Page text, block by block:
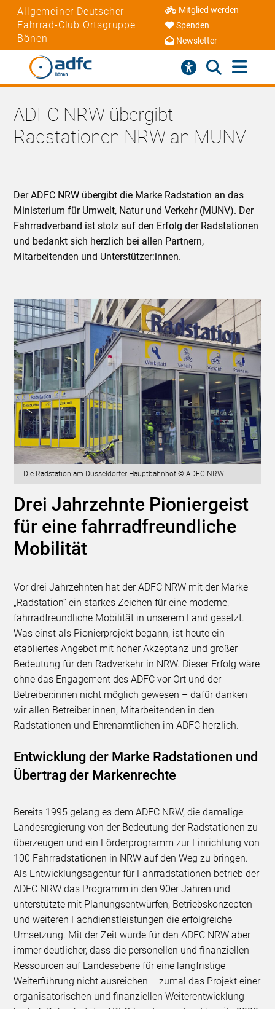
Allgemeiner Deutscher
Fahrrad-Club Ortsgruppe
Bönen
Mitglied werden
Spenden
Newsletter
ADFC NRW übergibt
Radstationen NRW an MUNV
Der ADFC NRW übergibt die Marke Radstation an das
Ministerium für Umwelt, Natur und Verkehr (MUNV). Der
Fahrradverband ist stolz auf den Erfolg der Radstationen
und bedankt sich herzlich bei allen Partnern,
Mitarbeitenden und Unterstützer:innen.
Die Radstation am Düsseldorfer Hauptbahnhof © ADFC NRW
Drei Jahrzehnte Pioniergeist
für eine fahrradfreundliche
Mobilität
Vor drei Jahrzehnten hat der ADFC NRW mit der Marke
„Radstation“ ein starkes Zeichen für eine moderne,
fahrradfreundliche Mobilität in unserem Land gesetzt.
Was einst als Pionierprojekt begann, ist heute ein
etabliertes Angebot mit hoher Akzeptanz und großer
Bedeutung für den Radverkehr in NRW. Dieser Erfolg wäre
ohne das Engagement des ADFC vor Ort und der
Betreiber:innen nicht möglich gewesen – dafür danken
wir allen Betreiber:innen, Mitarbeitenden in den
Radstationen und Ehrenamtlichen im ADFC herzlich.
Entwicklung der Marke Radstationen und
Übertrag der Markenrechte
Bereits 1995 gelang es dem ADFC NRW, die damalige
Landesregierung von der Bedeutung der Radstationen zu
überzeugen und ein Förderprogramm zur Einrichtung von
100 Fahrradstationen in NRW auf den Weg zu bringen.
Als Entwicklungsagentur für Fahrradstationen betrieb der
ADFC NRW das Programm in den 90er Jahren und
unterstützte mit Planungsentwürfen, Betriebskonzepten
und weiteren Fachdienstleistungen die erfolgreiche
Umsetzung. Mit der Zeit wurde für den ADFC NRW aber
immer deutlicher, dass die personellen und finanziellen
Ressourcen auf Landesebene für eine langfristige
Weiterführung nicht ausreichen – zumal das Projekt einer
organisatorischen und finanziellen Weiterentwicklung